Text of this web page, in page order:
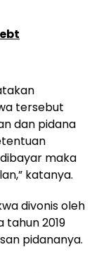
tersebut
dan pidana
maka
katanya.
divonis oleh
tahun 2019
pidananya.